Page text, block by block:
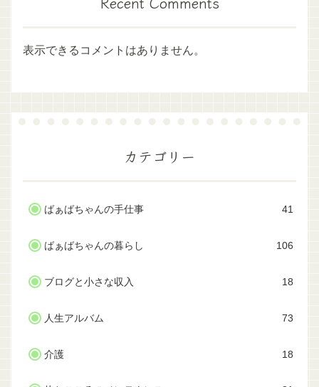
表示できるコメントはありません。
カテゴリー
ばぁばちゃんの手仕事 41
ばぁばちゃんの暮らし 106
ブログと小さな収入 18
人生アルバム 73
介護 18